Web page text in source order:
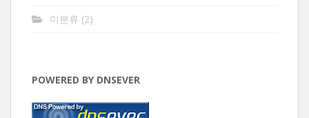
미분류 (2)
POWERED BY DNSEVER